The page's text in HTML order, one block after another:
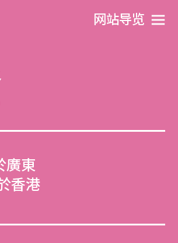
网站导览
廣東
香港